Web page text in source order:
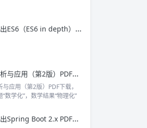
深入浅出ES6（ES6 in depth）PDF下载
矩阵分析与应用（第2版）PDF下载
与应用（第2版）PDF下载，
数学化”，数学结果“物理化”
深入浅出Spring Boot 2.x PDF下载